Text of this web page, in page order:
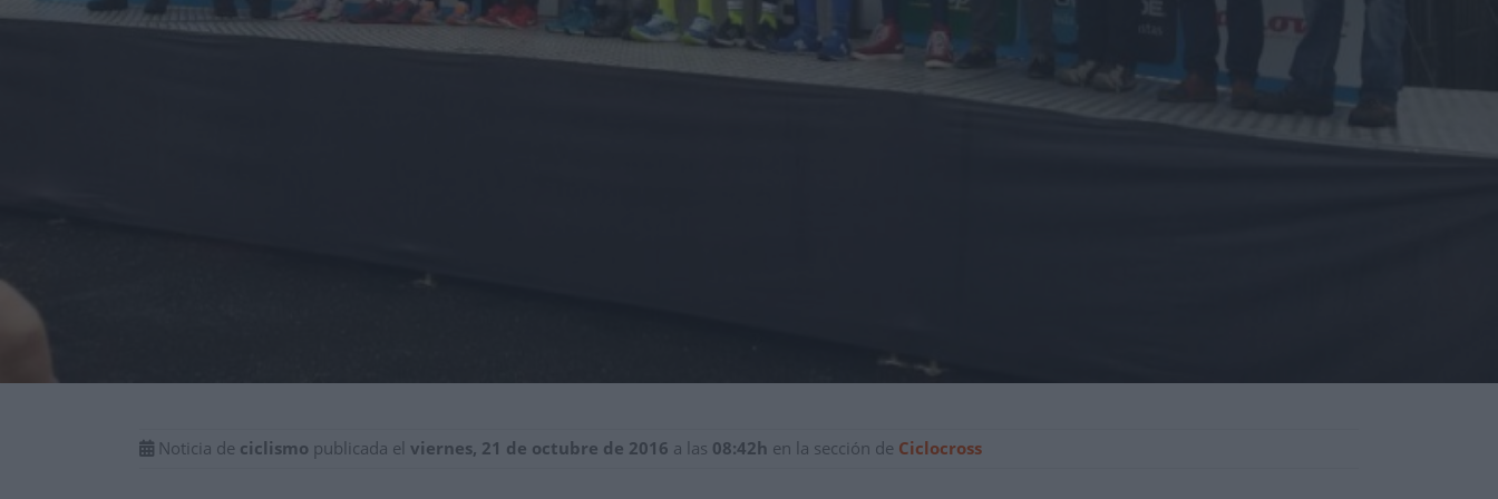
Noticia de ciclismo publicada el viernes, 21 de octubre de 2016 a las 08:42h en la sección de Ciclocross